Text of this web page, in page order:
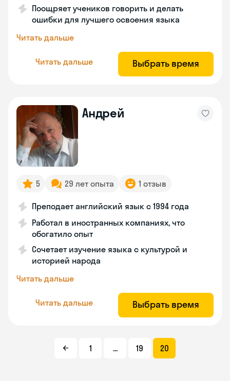
Поощряет учеников говорить и делать
ошибки для лучшего освоения языка
Читать дальше
Читать дальше Выбрать время
Андрей
5 29 лет опыта 1 отзыв
Преподает английский язык с 1994 года
Работал в иностранных компаниях, что
обогатило опыт
Сочетает изучение языка с культурой и
историей народа
Читать дальше
Читать дальше Выбрать время
1 ... 19 20